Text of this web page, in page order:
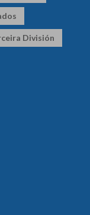
División